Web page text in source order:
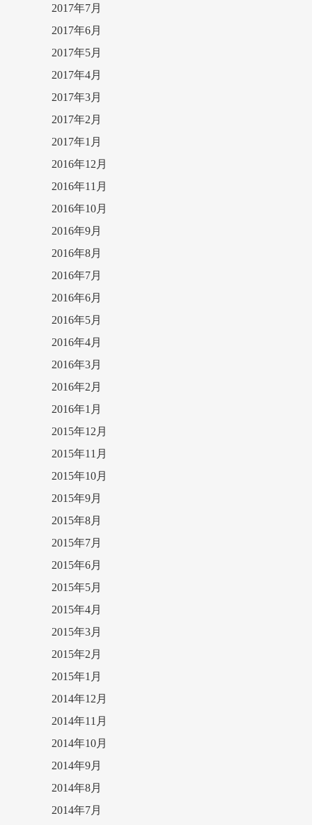
2017年7月
2017年6月
2017年5月
2017年4月
2017年3月
2017年2月
2017年1月
2016年12月
2016年11月
2016年10月
2016年9月
2016年8月
2016年7月
2016年6月
2016年5月
2016年4月
2016年3月
2016年2月
2016年1月
2015年12月
2015年11月
2015年10月
2015年9月
2015年8月
2015年7月
2015年6月
2015年5月
2015年4月
2015年3月
2015年2月
2015年1月
2014年12月
2014年11月
2014年10月
2014年9月
2014年8月
2014年7月